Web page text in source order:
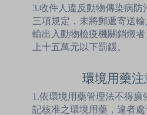
3.收件人違反動物傳染病防
三項規定，未將郵遞寄送
輸出入動物檢疫機關銷燬
上十五萬元以下罰鍰。
環境用藥注
1.依環境用藥管理法不得廣
記核准之環境用藥，違者